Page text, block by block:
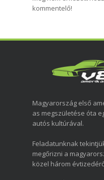
kommentelő!
Magyarország első
as megszületése óta
autós kultúrával.
Feladatunknak
megőrizni a
közel három